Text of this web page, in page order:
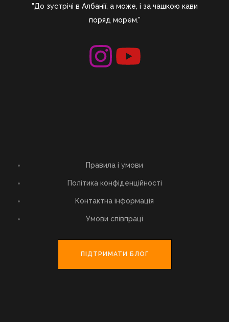
"До зустрічі в Албанії, а може, і за чашкою кави
поряд морем."
Правила і умови
Політика конфіденційності
Контактна інформація
Умови співпраці
ПІДТРИМАТИ БЛОГ